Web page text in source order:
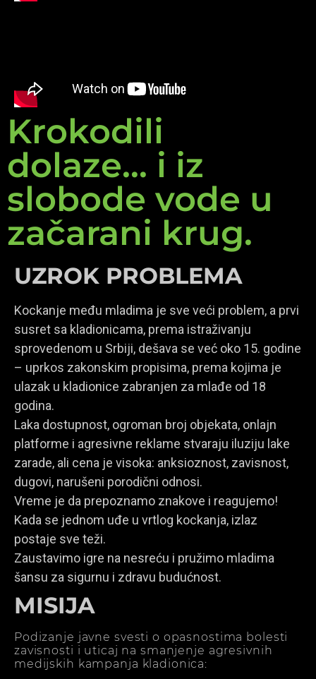
Krokodili
dolaze... i iz
slobode vode u
začarani krug.
UZROK PROBLEMA
Kockanje među mladima je sve veći problem, a prvi
susret sa kladionicama, prema istraživanju
sprovedenom u Srbiji, dešava se već oko 15. godine
– uprkos zakonskim propisima, prema kojima je
ulazak u kladionice zabranjen za mlađe od 18
godina.
Laka dostupnost, ogroman broj objekata, onlajn
platforme i agresivne reklame stvaraju iluziju lake
zarade, ali cena je visoka: anksioznost, zavisnost,
dugovi, narušeni porodični odnosi.
Vreme je da prepoznamo znakove i reagujemo!
Kada se jednom uđe u vrtlog kockanja, izlaz
postaje sve teži.
Zaustavimo igre na nesreću i pružimo mladima
šansu za sigurnu i zdravu budućnost.
MISIJA
Podizanje javne svesti o opasnostima bolesti
zavisnosti i uticaj na smanjenje agresivnih
medijskih kampanja kladionica: